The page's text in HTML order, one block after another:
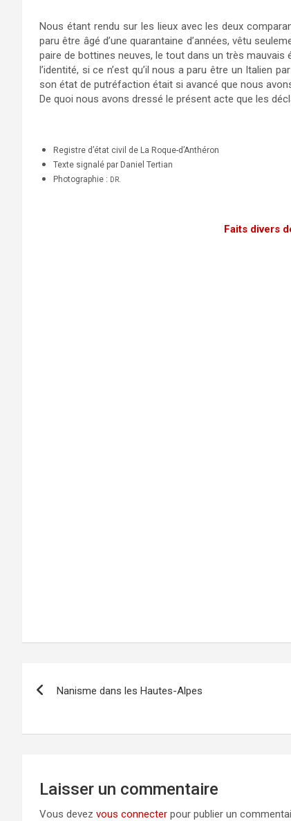
Nous étant rendu sur les lieux avec les deux
paru être âgé d’une quarantaine d’années, vêtu
paire de bottines neuves, le tout dans un très mauvais
l’identité, si ce n’est qu’il nous a paru être un Italien
son état de putréfaction était si avancé que nous
De quoi nous avons dressé le présent acte que les
Registre d’état civil de La Roque-d’Anthéron
Texte signalé par Daniel Tertian
Photographie : DR
Faits divers
Navigation
Nanisme dans les Hautes-Alpes
Laisser un commentaire
Vous devez vous connecter pour publier un